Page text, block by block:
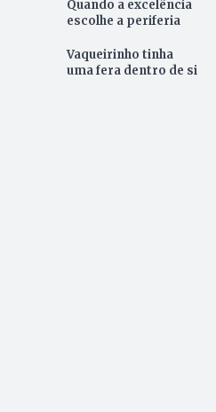
Quando a excelência
escolhe a periferia
Vaqueirinho tinha
uma fera dentro de si